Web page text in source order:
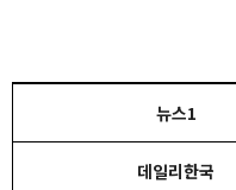
뉴스1
데일리한국